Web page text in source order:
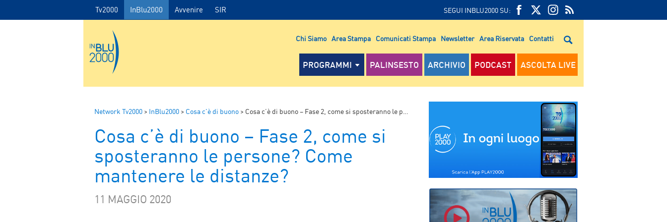
Tv2000 InBlu2000 Avvenire SIR SEGUI INBLU2000 SU:
FEED
RSS
RSS
Chi Siamo Area Stampa Comunicati Stampa Newsletter Area Riservata Contatti
PROGRAMMI PALINSESTO ARCHIVIO PODCAST ASCOLTA LIVE
Network Tv2000 > InBlu2000 > Cosa c'è di buono > Cosa c’è di buono – Fase 2, come si sposteranno le persone? Come mantenere le distanze?
Cosa c’è di buono – Fase 2, come si
sposteranno le persone? Come
mantenere le distanze?
11 MAGGIO 2020